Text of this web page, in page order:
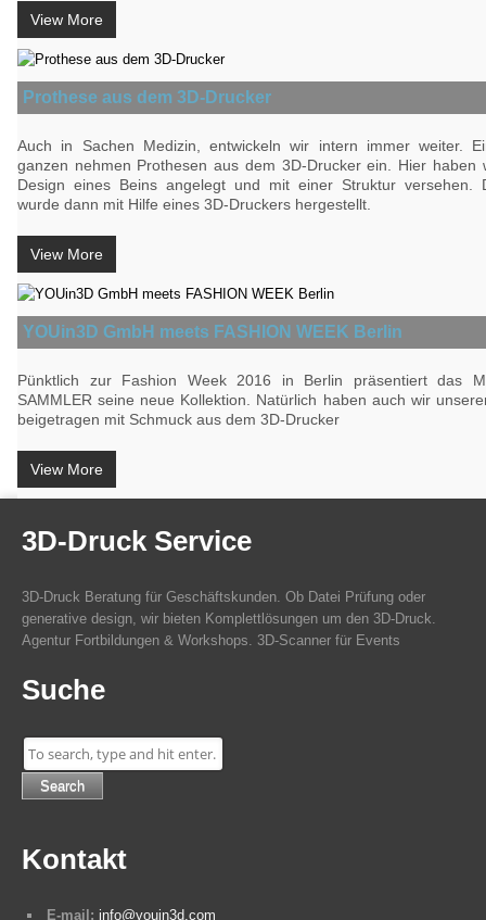
View More
Prothese aus dem 3D-Drucker
Auch in Sachen Medizin, entwickeln wir intern immer weiter.
ganzen nehmen Prothesen aus dem 3D-Drucker ein. Hier haben
Design eines Beins angelegt und mit einer Struktur versehen.
wurde dann mit Hilfe eines 3D-Druckers hergestellt.
View More
YOUin3D GmbH meets FASHION WEEK Berlin
Pünktlich zur Fashion Week 2016 in Berlin präsentiert das
SAMMLER seine neue Kollektion. Natürlich haben auch wir
beigetragen mit Schmuck aus dem 3D-Drucker
View More
3D-Druck Service
3D-Druck Beratung für Geschäftskunden. Ob Datei Prüfung oder
generative design, wir bieten Komplettlösungen um den 3D-Druck.
Agentur Fortbildungen & Workshops. 3D-Scanner für Events
Suche
Search
Kontakt
E-mail: info@youin3d.com